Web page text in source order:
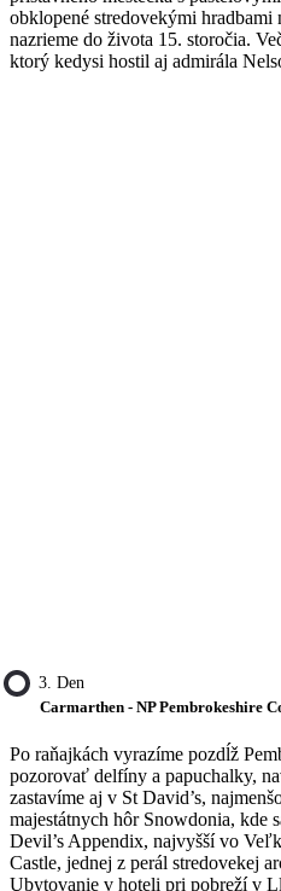
obklopené stredovekými hradbami
nazrieme do života 15. storočia.
ktorý kedysi hostil aj admirála
3. Den
Carmarthen - NP Pembrokeshire
Po raňajkách vyrazíme pozdĺž
pozorovať delfíny a papuchalky,
zastavíme aj v St David’s,
majestátnych hôr Snowdonia, kde
Devil’s Appendix, najvyšší vo
Castle, jednej z perál stredovekej
Ubytovanie v hoteli pri pobreží v